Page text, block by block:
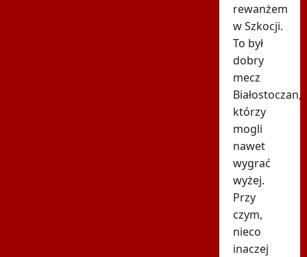
rewanżem
w Szkocji.
To był
dobry
mecz
Białostoczan,
którzy
mogli
nawet
wygrać
wyżej.
Przy
czym,
nieco
inaczej